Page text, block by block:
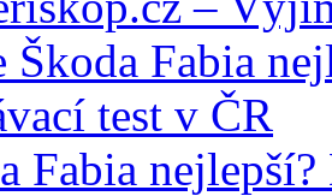
Fabia